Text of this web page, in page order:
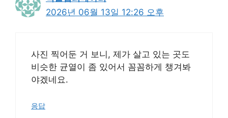
2026년 06월 13일 12:26 오후
사진 찍어둔 거 보니, 제가 살고 있는 곳도
비슷한 균열이 좀 있어서 꼼꼼하게 챙겨봐
야겠네요.
응답